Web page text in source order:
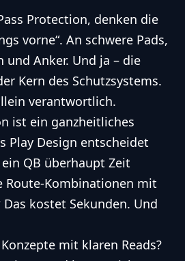
Protection, denken die
vorne“. An schwere Pads,
und Anker. Und ja – die
Kern des Schutzsystems.
verantwortlich.
ist ein ganzheitliches
Play Design entscheidet
QB überhaupt Zeit
Route-Kombinationen mit
kostet Sekunden. Und
mit klaren Reads?